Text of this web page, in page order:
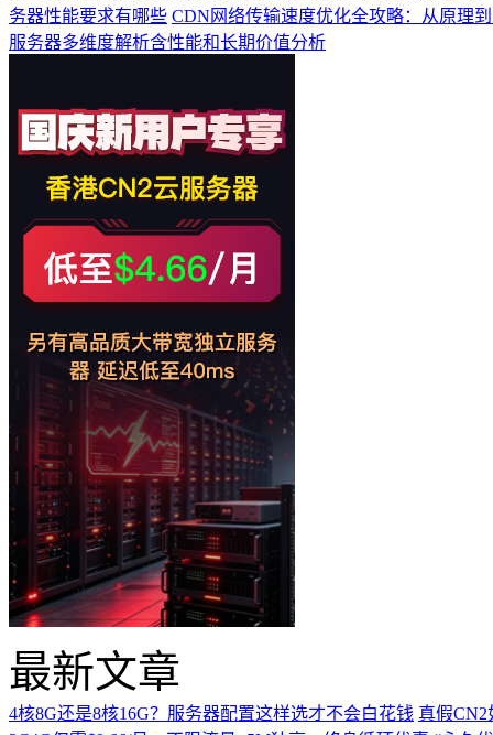
务器性能要求有哪些 CDN网络传输速度优化全攻略：从原理
服务器多维度解析含性能和长期价值分析
最新文章
4核8G还是8核16G？服务器配置这样选才不会白花钱 真假CN2